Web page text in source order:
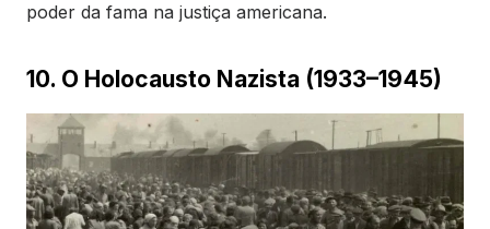
poder da fama na justiça americana.
10. O Holocausto Nazista (1933–1945)